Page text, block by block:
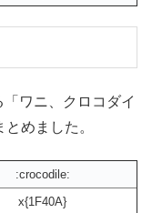
ワニ、クロコダイ
めました。
:crocodile:
x{1F40A}